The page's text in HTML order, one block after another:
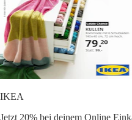
IKEA
Jetzt 20% bei deinem Online